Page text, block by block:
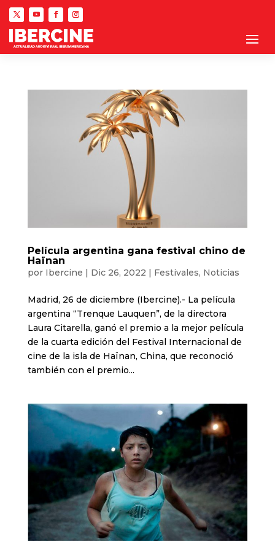
Película argentina gana festival chino de
Haïnan
por Ibercine | Dic 26, 2022 | Festivales, Noticias
Madrid, 26 de diciembre (Ibercine).- La película
argentina “Trenque Lauquen”, de la directora
Laura Citarella, ganó el premio a la mejor película
de la cuarta edición del Festival Internacional de
cine de la isla de Haïnan, China, que reconoció
también con el premio...